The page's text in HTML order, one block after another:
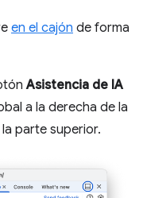
en el cajón de forma
Asistencia de IA
a la derecha de la
parte superior.